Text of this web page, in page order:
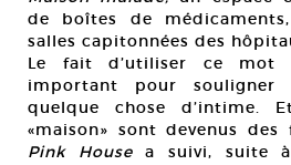
de boîtes de
salles capitonnées des
Le fait d’utiliser ce mot
important pour souligner
quelque chose d’intime.
«maison» sont devenus
Pink Housea suivi, suite à